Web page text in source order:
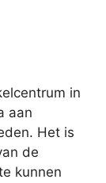
in
aan
Het is
de
kunnen